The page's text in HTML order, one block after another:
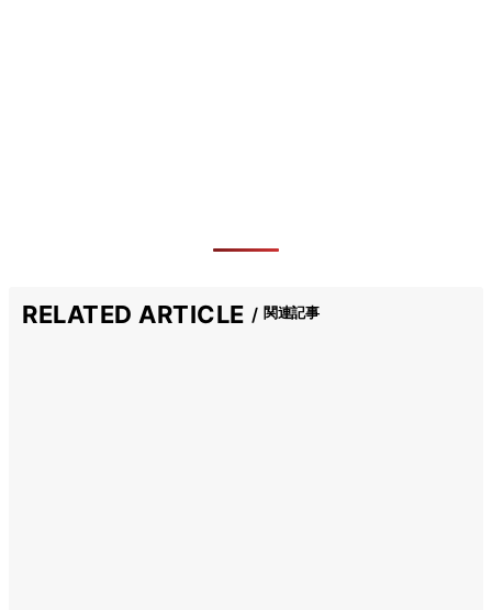
RELATED ARTICLE 関連記事